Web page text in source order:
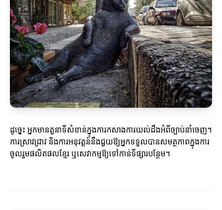
ដូច្នេះ អ្នកមានតួនាទីសំខាន់ក្នុងការកសាងការយល់ដឹងអំពីច្បាប់នាំចេញ។
ការស្រាវជ្រាវ និងការអនុវត្តន៍នឹងជួយឱ្យអ្នកទទួលបានសមត្ថភាពក្នុងការ
ចូលរួមផលិតផលខ្មែរ ឬសេវាកម្មឱ្យទៅកាន់ទីផ្សារបន្ថែម។